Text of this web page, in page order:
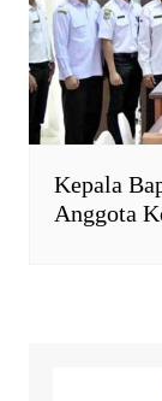
Kepala
Anggota